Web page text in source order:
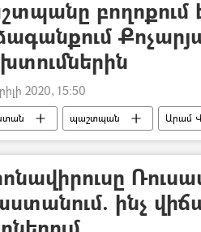
բողոքում
2020, 15:50
պաշտպան Արամ
Թաթոյան
Ռոբերտ Քոչարյան
ինչ